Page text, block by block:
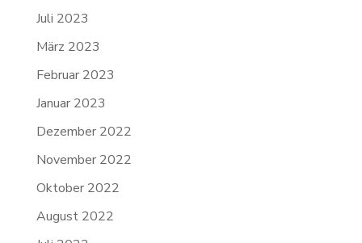
Juli 2023
März 2023
Februar 2023
Januar 2023
Dezember 2022
November 2022
Oktober 2022
August 2022